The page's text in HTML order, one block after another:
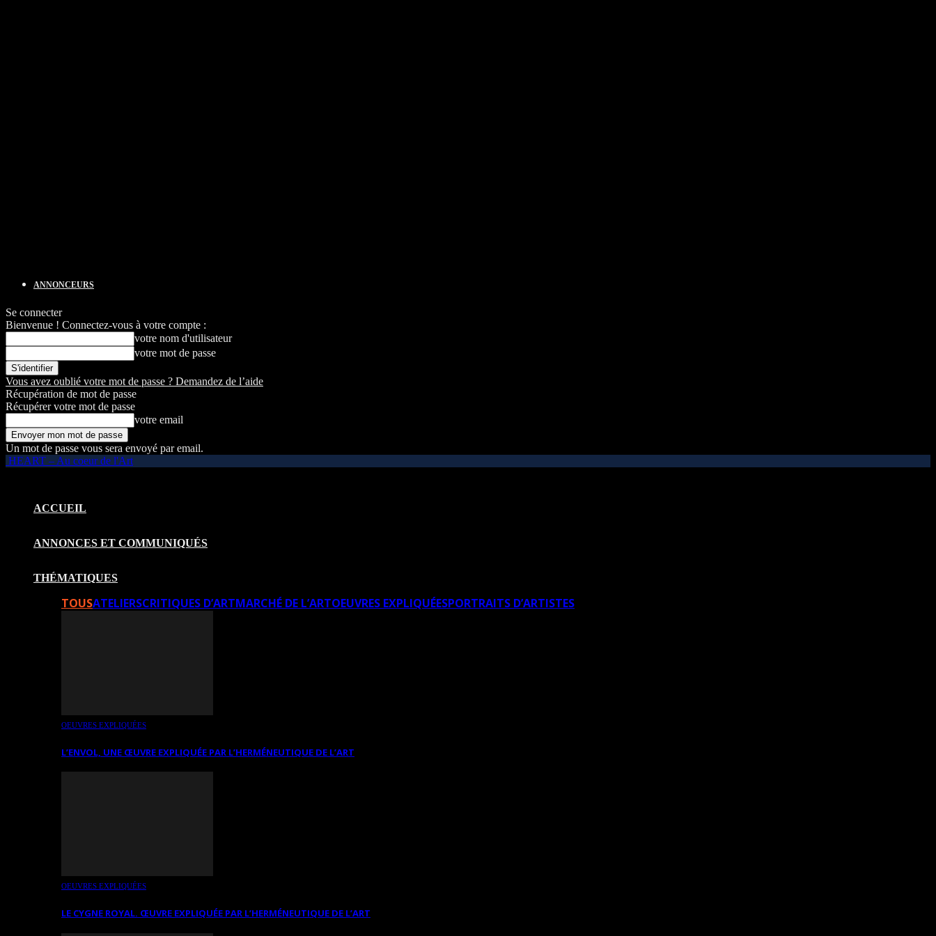
ANNONCEURS
Se connecter
Bienvenue ! Connectez-vous à votre compte :
votre nom d'utilisateur
votre mot de passe
Vous avez oublié votre mot de passe ? Demandez de l’aide
Récupération de mot de passe
Récupérer votre mot de passe
votre email
Un mot de passe vous sera envoyé par email.
HEART – Au coeur de l'Art
ACCUEIL
ANNONCES ET COMMUNIQUÉS
THÉMATIQUES
TOUSATELIERSCRITIQUES D’ARTMARCHÉ DE L’ARTOEUVRES EXPLIQUÉESPORTRAITS D’ARTISTES
OEUVRES EXPLIQUÉES
L’ENVOL, UNE ŒUVRE EXPLIQUÉE PAR L’HERMÉNEUTIQUE DE L’ART
OEUVRES EXPLIQUÉES
LE CYGNE ROYAL. ŒUVRE EXPLIQUÉE PAR L’HERMÉNEUTIQUE DE L’ART